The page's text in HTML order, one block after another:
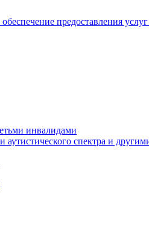
предоставления
инвалидами
аутистического спектра и